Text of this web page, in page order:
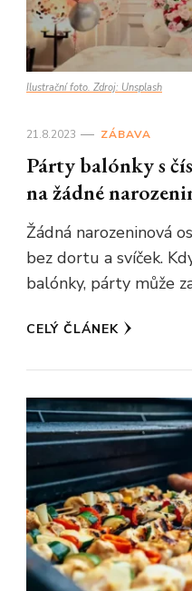
Ilustrační foto. Zdroj: Unsplash
21.8.2023 ZÁBAVA
Párty balónky s
na žádné
Žádná narozeninová
bez dortu a svíček.
balónky, párty může
CELÝ ČLÁNEK